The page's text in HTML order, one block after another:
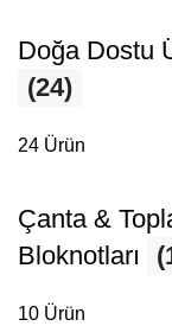
Doğa Dostu
(24)
24 Ürün
Çanta &
Bloknotları
10 Ürün